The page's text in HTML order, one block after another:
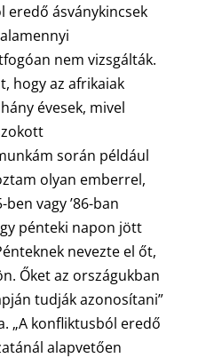
eredő ásványkincsek
nem vizsgálták.
hogy az afrikaiak
évesek, mivel
során például
olyan emberrel,
vagy ’86-ban
pénteki napon jött
nevezte el őt,
Őket az országukban
tudják azonosítani”
„A konfliktusból eredő
alapvetően